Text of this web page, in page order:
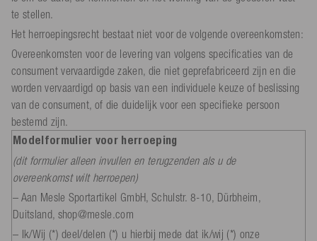
te stellen.
Het herroepingsrecht bestaat niet voor de volgende overeenkomsten:
Overeenkomsten voor de levering van volgens specificaties van de
consument vervaardigde zaken, die niet geprefabriceerd zijn en die
worden vervaardigd op basis van een individuele keuze of beslissing
van de consument, of die duidelijk voor een specifieke persoon
bestemd zijn.
Modelformulier voor herroeping
(dit formulier alleen invullen en terugzenden als u de
overeenkomst wilt herroepen)
– Aan Mesle Sportartikel GmbH, Schulstr. 8-10, Dürbheim,
Duitsland, shop@mesle.com
– Ik/Wij (*) deel/delen (*) u hierbij mede dat ik/wij (*) onze